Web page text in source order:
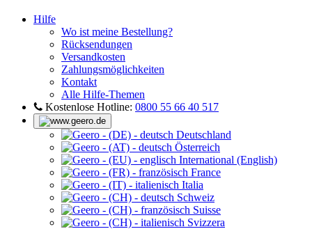
Hilfe
Wo ist meine Bestellung?
Rücksendungen
Versandkosten
Zahlungsmöglichkeiten
Kontakt
Alle Hilfe-Themen
Kostenlose Hotline: 0800 55 66 40 517
Deutschland
Österreich
International (English)
France
Italia
Schweiz
Suisse
Svizzera